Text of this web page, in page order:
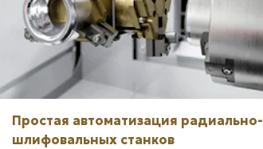
Простая автоматизация радиально-
шлифовальных станков